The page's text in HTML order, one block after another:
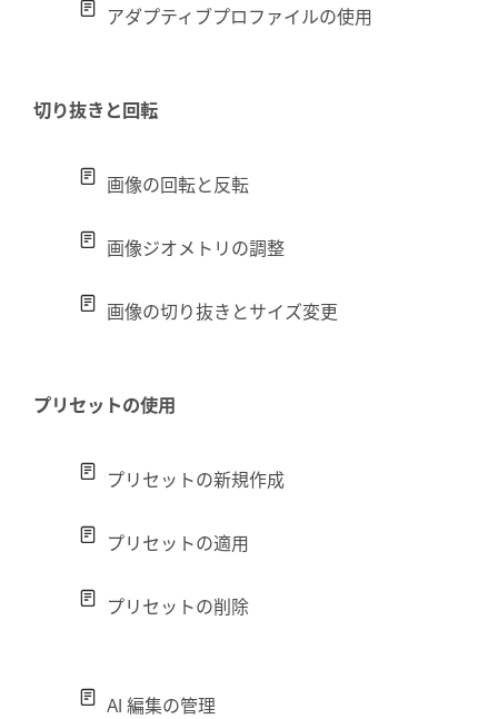
アダプティブプロファイルの使用
切り抜きと回転
画像の回転と反転
画像ジオメトリの調整
画像の切り抜きとサイズ変更
プリセットの使用
プリセットの新規作成
プリセットの適用
プリセットの削除
AI 編集の管理